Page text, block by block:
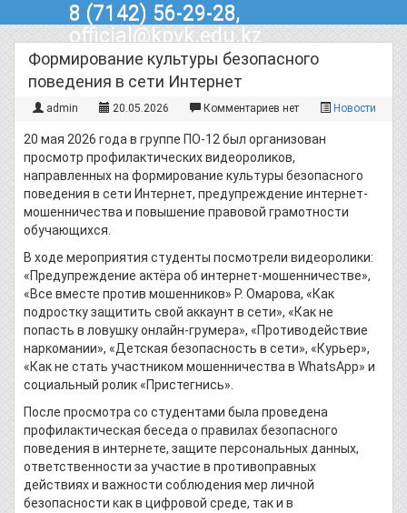
8 (7142) 56-29-28,
official@kpvk.edu.kz
г.Костанай, Проспект Кобыланды
Батыра, 3
Формирование культуры безопасного
поведения в сети Интернет
admin 20.05.2026 Комментариев нет Новости
20 мая 2026 года в группе ПО-12 был организован
просмотр профилактических видеороликов,
направленных на формирование культуры безопасного
поведения в сети Интернет, предупреждение интернет-
мошенничества и повышение правовой грамотности
обучающихся.
В ходе мероприятия студенты посмотрели видеоролики:
«Предупреждение актёра об интернет-мошенничестве»,
«Все вместе против мошенников» Р. Омарова, «Как
подростку защитить свой аккаунт в сети», «Как не
попасть в ловушку онлайн-грумера», «Противодействие
наркомании», «Детская безопасность в сети», «Курьер»,
«Как не стать участником мошенничества в WhatsApp» и
социальный ролик «Пристегнись».
После просмотра со студентами была проведена
профилактическая беседа о правилах безопасного
поведения в интернете, защите персональных данных,
ответственности за участие в противоправных
действиях и важности соблюдения мер личной
безопасности как в цифровой среде, так и в